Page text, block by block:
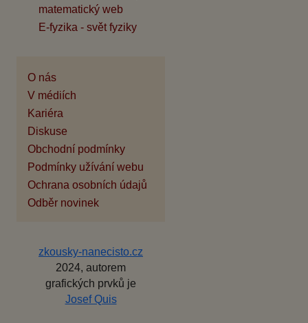
matematický web
E-fyzika - svět fyziky
O nás
V médiích
Kariéra
Diskuse
Obchodní podmínky
Podmínky užívání webu
Ochrana osobních údajů
Odběr novinek
zkousky-nanecisto.cz
2024, autorem
grafických prvků je
Josef Quis